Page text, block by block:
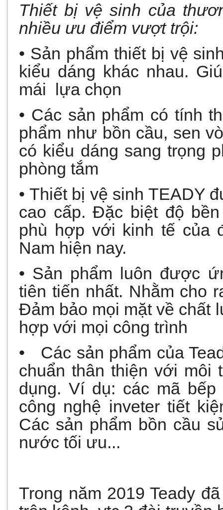
Thiết bị vệ sinh của
nhiều ưu điểm vượt trội:
• Sản phẩm thiết bị vệ
kiểu dáng khác nhau.
mái lựa chọn
• Các sản phẩm có tính
phẩm như bồn cầu, sen
có kiểu dáng sang trọng
phòng tắm
• Thiết bị vệ sinh TEADY
cao cấp. Đặc biệt độ
phù hợp với kinh tế của
Nam hiện nay.
• Sản phẩm luôn được
tiên tiến nhất. Nhằm cho
Đảm bảo mọi mặt về chất
hợp với mọi công trình
• Các sản phẩm của
chuẩn thân thiện với
dụng. Ví dụ: các mã
công nghệ inveter tiết
Các sản phẩm bồn cầu
nước tối ưu...
Trong năm 2019 Teady